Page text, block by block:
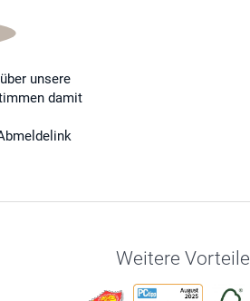
unsere
damit
Weitere Vorteile